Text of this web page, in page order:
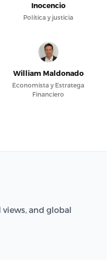
Inocencio
Política y justicia
William Maldonado
Economista y Estratega
Financiero
and global